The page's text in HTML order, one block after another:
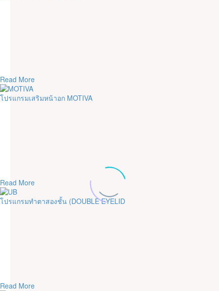
Read More
โปรแกรมเสริมหน้าอก MOTIVA
Read More
โปรแกรมทำตาสองชั้น (DOUBLE EYELID
Read More